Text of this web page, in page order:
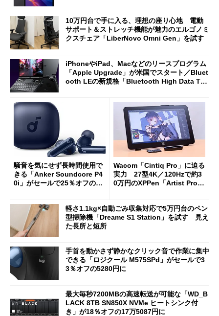
10万円台で手に入る、理想の座り心地 電動
サポート＆ストレッチ機能が魅力のエルゴノミ
クスチェア「LiberNovo Omni Gen」を試す
iPhoneやiPad、Macなどのリースプログラム
「Apple Upgrade」が米国でスタート／Bluet
ooth LEの新規格「Bluetooth High Data Thr
騒音を気にせず長時間使用で
きる「Anker Soundcore P4
0i」がセールで25％オフの59
Wacom「Cintiq Pro」に迫る
実力 27型4K／120Hzで約3
0万円のXPPen「Artist Pro 2
軽さ1.1kg×自動ごみ収集対応で5万円台のペン
型掃除機「Dreame S1 Station」を試す 見え
た長所と短所
手首を動かさず静かなクリック音で作業に集中
できる「ロジクール M575SPd」がセールで3
3％オフの5280円に
最大毎秒7200MBの高速転送が可能な「WD_B
LACK 8TB SN850X NVMe ヒートシンク付
き」が18％オフの17万5087円に